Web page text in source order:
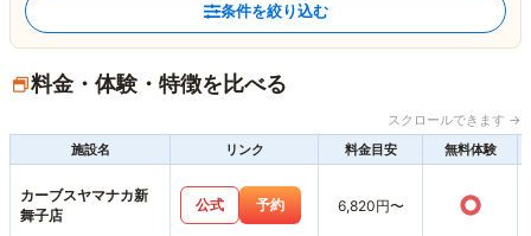
条件を絞り込む
料金・体験・特徴を比べる
スクロールできます →
施設名
リンク 料金目安 無料体験
カーブスヤマナカ新
舞子店
公式 予約 6,820円〜 ○